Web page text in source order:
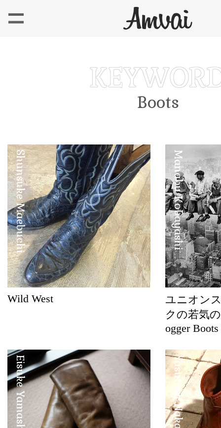
Boots
Shunsuke Maebuchi
Wild West
Manabu Kobayashi
ユニオン
クの若気
ogger Boots
Eisuke Yamashita Yasunori Nakadake